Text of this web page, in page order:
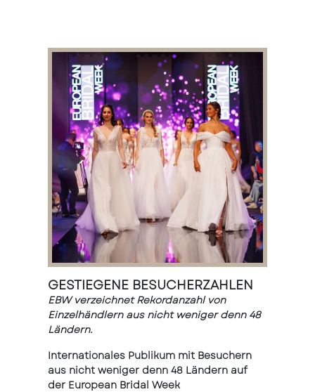
GESTIEGENE BESUCHERZAHLEN
EBW verzeichnet Rekordanzahl von
Einzelhändlern aus nicht weniger denn 48
Ländern.
Internationales Publikum mit Besuchern
aus nicht weniger denn 48 Ländern auf
der European Bridal Week